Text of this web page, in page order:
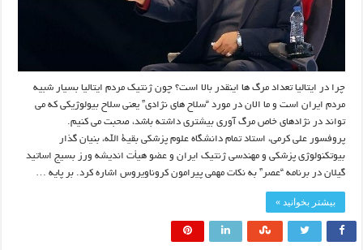
چرا در ایتالیا تعداد مرگ ها اینقدر بالا است؟ چون ژنتیک مردم ایتالیا بسیار شبیه
مردم ایران است و ما الان در مورد “سلاح های نژادی” یعنی سلاح بیولوژیکی که می
تواند در نژادهای خاص مرگ آوری بیشتری داشته باشد، صحبت می کنیم.
پروفسور علی کرمی، استاد تمام دانشگاه علوم پزشکی بقیة الله، بنیان گذار
بیوتکنولوژی پزشکی و مهندسی ژنتیک ایران و عضو هیأت اندیشه ورز بسیج اساتید
گیلان در برنامه “عصر” به نکات مهمی پیرامون کروناویروس اشاره کرد. بر پایه …
بیشتر بخوانید »